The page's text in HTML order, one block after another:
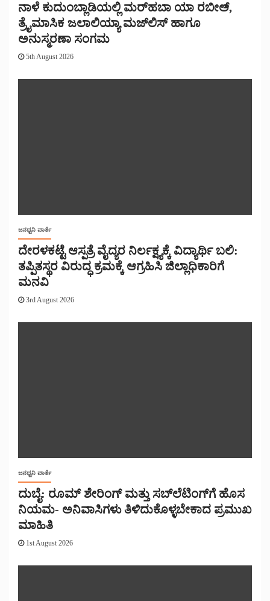
ನಾಳೆ ಕುದುಂಬ್ಲಾಡಿಯಲ್ಲಿ ಮರ್‌‌ಹಬಾ ಯಾ ರಬೀಅ್,
ತ್ರೈಮಾಸಿಕ ಜಲಾಲಿಯ್ಯಾ ಮಜ್‌‌ಲಿಸ್‌‌ ಹಾಗೂ
ಅನುಸ್ಮರಣಾ ಸಂಗಮ
5th August 2026
ಜನಧ್ವನಿ ವಾರ್ತೆ
ದೇರಳಕಟ್ಟೆ ಆಸ್ಪತ್ರೆ ವೈದ್ಯರ ನಿರ್ಲಕ್ಷ್ಯಕ್ಕೆ ವಿದ್ಯಾರ್ಥಿ ಬಲಿ:
ತಪ್ಪಿತಸ್ಥರ ವಿರುದ್ಧ ಕ್ರಮಕ್ಕೆ ಆಗ್ರಹಿಸಿ ಜಿಲ್ಲಾಧಿಕಾರಿಗೆ
ಮನವಿ
3rd August 2026
ಜನಧ್ವನಿ ವಾರ್ತೆ
ದುಬೈ: ರೂಮ್ ಶೇರಿಂಗ್ ಮತ್ತು ಸಬ್‌ಲೆಟಿಂಗ್‌ಗೆ ಹೊಸ
ನಿಯಮ- ಅನಿವಾಸಿಗಳು ತಿಳಿದುಕೊಳ್ಳಬೇಕಾದ ಪ್ರಮುಖ
ಮಾಹಿತಿ
1st August 2026